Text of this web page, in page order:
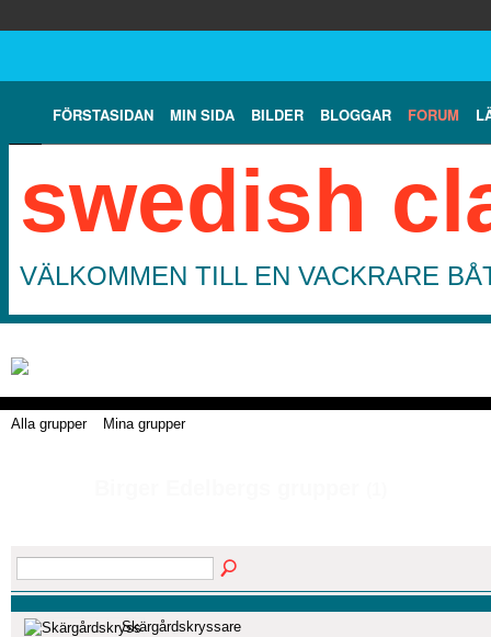
FÖRSTASIDAN MIN SIDA BILDER BLOGGAR FORUM
swedish
VÄLKOMMEN TILL EN VACKRARE
Alla grupper Mina grupper
Skärgårdskryssare